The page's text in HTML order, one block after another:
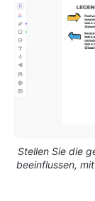
Stellen Sie die
beeinflussen,